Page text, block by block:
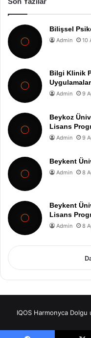
Bilişsel
Admin 10
Bilgi Klinik
Uygulamalar
Admin 9
Beykoz
Lisans
Admin 9
Beykent
Admin 8
Beykent
Lisans
Admin 8
IQOS Harmonyca Dolgu